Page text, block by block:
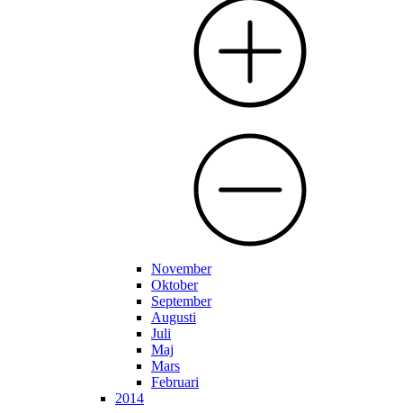
November
Oktober
September
Augusti
Juli
Maj
Mars
Februari
2014